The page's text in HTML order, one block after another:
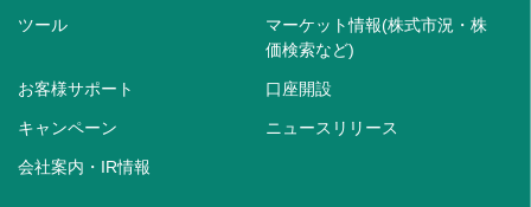
ツール
マーケット情報(株式市況・株
価検索など)
お客様サポート 口座開設
キャンペーン ニュースリリース
会社案内・IR情報